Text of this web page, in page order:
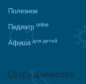
Полезное
Педиатр online
Афиша для детей
Сотрудничество